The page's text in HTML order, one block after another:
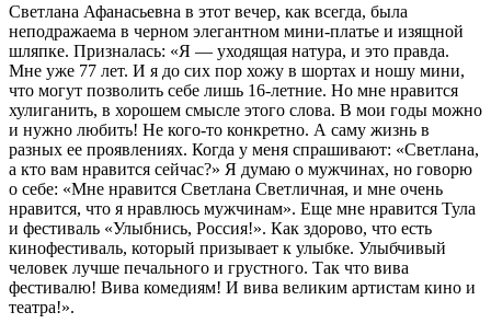
Светлана Афанасьевна в этот вечер, как всегда, была
неподражаема в черном элегантном мини-платье и изящной
шляпке. Призналась: «Я — уходящая натура, и это правда.
Мне уже 77 лет. И я до сих пор хожу в шортах и ношу мини,
что могут позволить себе лишь 16-летние. Но мне нравится
хулиганить, в хорошем смысле этого слова. В мои годы можно
и нужно любить! Не кого-то конкретно. А саму жизнь в
разных ее проявлениях. Когда у меня спрашивают: «Светлана,
а кто вам нравится сейчас?» Я думаю о мужчинах, но говорю
о себе: «Мне нравится Светлана Светличная, и мне очень
нравится, что я нравлюсь мужчинам». Еще мне нравится Тула
и фестиваль «Улыбнись, Россия!». Как здорово, что есть
кинофестиваль, который призывает к улыбке. Улыбчивый
человек лучше печального и грустного. Так что вива
фестивалю! Вива комедиям! И вива великим артистам кино и
театра!».